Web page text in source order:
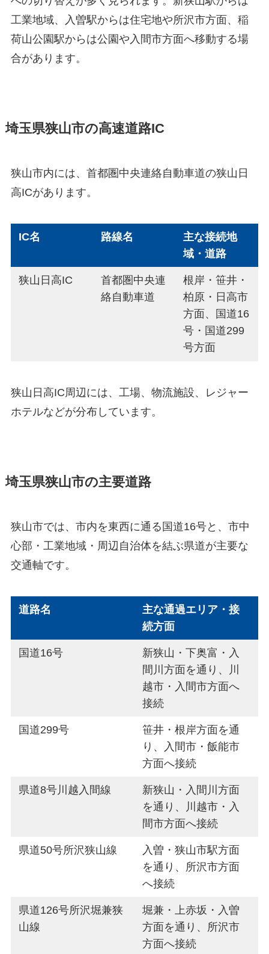
工業地域、入曽駅からは住宅地や所沢市方面、稲
荷山公園駅からは公園や入間市方面へ移動する場
合があります。
埼玉県狭山市の高速道路IC
狭山市内には、首都圏中央連絡自動車道の狭山日
高ICがあります。
IC名 路線名
主な接続地
域・道路
狭山日高IC
首都圏中央連
絡自動車道
根岸・笹井・
柏原・日高市
方面、国道16
号・国道299
号方面
狭山日高IC周辺には、工場、物流施設、レジャー
ホテルなどが分布しています。
埼玉県狭山市の主要道路
狭山市では、市内を東西に通る国道16号と、市中
心部・工業地域・周辺自治体を結ぶ県道が主要な
交通軸です。
道路名
主な通過エリア・接
続方面
国道16号
新狭山・下奥富・入
間川方面を通り、川
越市・入間市方面へ
接続
国道299号
笹井・根岸方面を通
り、入間市・飯能市
方面へ接続
県道8号川越入間線
新狭山・入間川方面
を通り、川越市・入
間市方面へ接続
県道50号所沢狭山線
入曽・狭山市駅方面
を通り、所沢市方面
へ接続
県道126号所沢堀兼狭
山線
堀兼・上赤坂・入曽
方面を通り、所沢市
方面へ接続